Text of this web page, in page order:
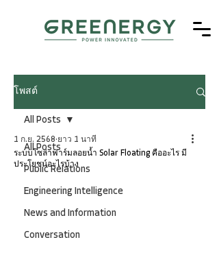
โพสต์
All Posts
Public Relations
Engineering Intelligence
News and Information
Conversation
All Posts
ระบบโซล่าฟาร์มลอยน้ำ Solar Floating คืออะไร มี
ประโยชน์อะไรบ้าง
1 ก.ย. 2568 ยาว 1 นาที